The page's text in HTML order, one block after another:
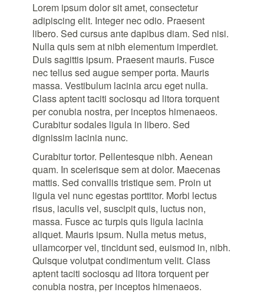
Lorem ipsum dolor sit amet, consectetur
adipiscing elit. Integer nec odio. Praesent
libero. Sed cursus ante dapibus diam. Sed nisi.
Nulla quis sem at nibh elementum imperdiet.
Duis sagittis ipsum. Praesent mauris. Fusce
nec tellus sed augue semper porta. Mauris
massa. Vestibulum lacinia arcu eget nulla.
Class aptent taciti sociosqu ad litora torquent
per conubia nostra, per inceptos himenaeos.
Curabitur sodales ligula in libero. Sed
dignissim lacinia nunc.
Curabitur tortor. Pellentesque nibh. Aenean
quam. In scelerisque sem at dolor. Maecenas
mattis. Sed convallis tristique sem. Proin ut
ligula vel nunc egestas porttitor. Morbi lectus
risus, iaculis vel, suscipit quis, luctus non,
massa. Fusce ac turpis quis ligula lacinia
aliquet. Mauris ipsum. Nulla metus metus,
ullamcorper vel, tincidunt sed, euismod in, nibh.
Quisque volutpat condimentum velit. Class
aptent taciti sociosqu ad litora torquent per
conubia nostra, per inceptos himenaeos.